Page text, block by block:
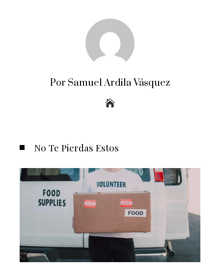
Por Samuel Ardila Vásquez
No Te Pierdas Estos